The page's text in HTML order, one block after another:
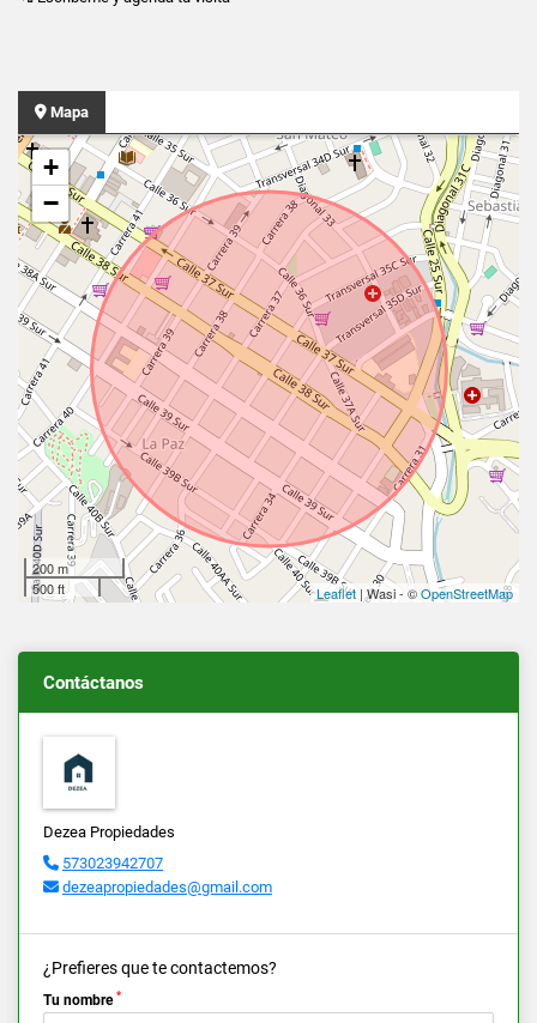
Mapa
+
−
200 m
500 ft
Leaflet | Wasi - ©OpenStreetMap
Contáctanos
Dezea Propiedades
573023942707
dezeapropiedades@gmail.com
¿Prefieres que te contactemos?
Tu nombre *